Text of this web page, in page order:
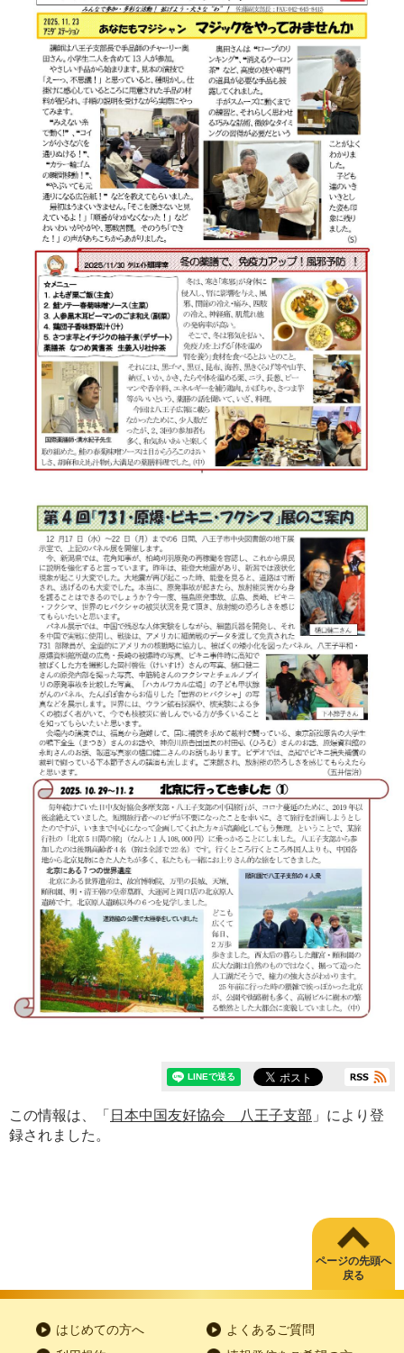
この情報は、「 日本中国友好協会 八王子支部 」により登
録されました。
ページの先頭へ
戻る
はじめての方へ
よくあるご質問